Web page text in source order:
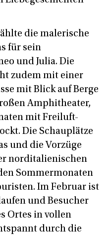
die malerische
für sein
und Julia. Die
zudem mit einer
mit Blick auf Berge
Amphitheater,
mit Freiluft-
Die Schauplätze
und die Vorzüge
norditalienischen
Sommermonaten
Im Februar ist
und Besucher
Ortes in vollen
durch die